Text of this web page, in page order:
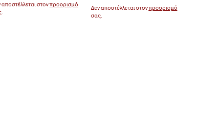
αποστέλλεται στονπροορισμό
Δεν αποστέλλεται στονπροορισμό
σας.